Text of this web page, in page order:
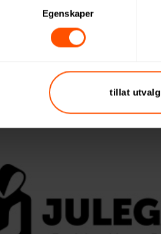
Egenskaper
tillat utvalg